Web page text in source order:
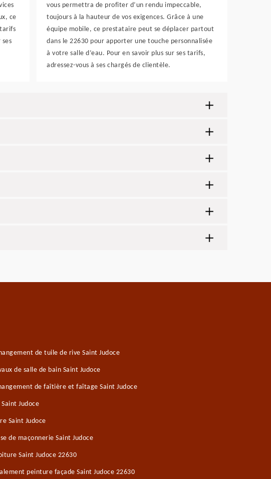
ce
vous permettra de profiter d’un rendu impeccable,
toujours à la hauteur de vos exigences. Grâce à une
équipe mobile, ce prestataire peut se déplacer partout
dans le 22630 pour apporter une touche personnalisée
à votre salle d’eau. Pour en savoir plus sur ses tarifs,
adressez-vous à ses chargés de clientèle.
de tuile de rive Saint Judoce
de salle de bain Saint Judoce
de faîtière et faîtage Saint Judoce
Judoce
Saint Judoce
de maçonnerie Saint Judoce
Saint Judoce 22630
peinture façade Saint Judoce 22630